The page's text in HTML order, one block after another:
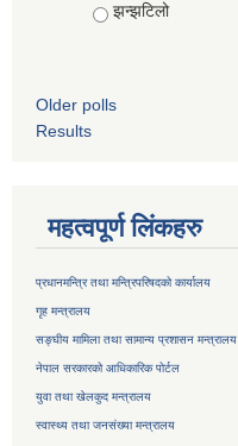
झन्झटिलो
Older polls
Results
महत्वपूर्ण लिंकहरु
प्रधानमन्त्रि तथा मन्त्रिपरिषदको कार्यालय
गृह मन्त्रालय
सङ्घीय मामिला तथा सामान्य प्रशासन मन्त्रालय
नेपाल सरकारको आधिकारिक पोर्टल
युवा तथा खेलकुद मन्त्रालय
स्वास्थ्य तथा जनसंख्या मन्त्रालय